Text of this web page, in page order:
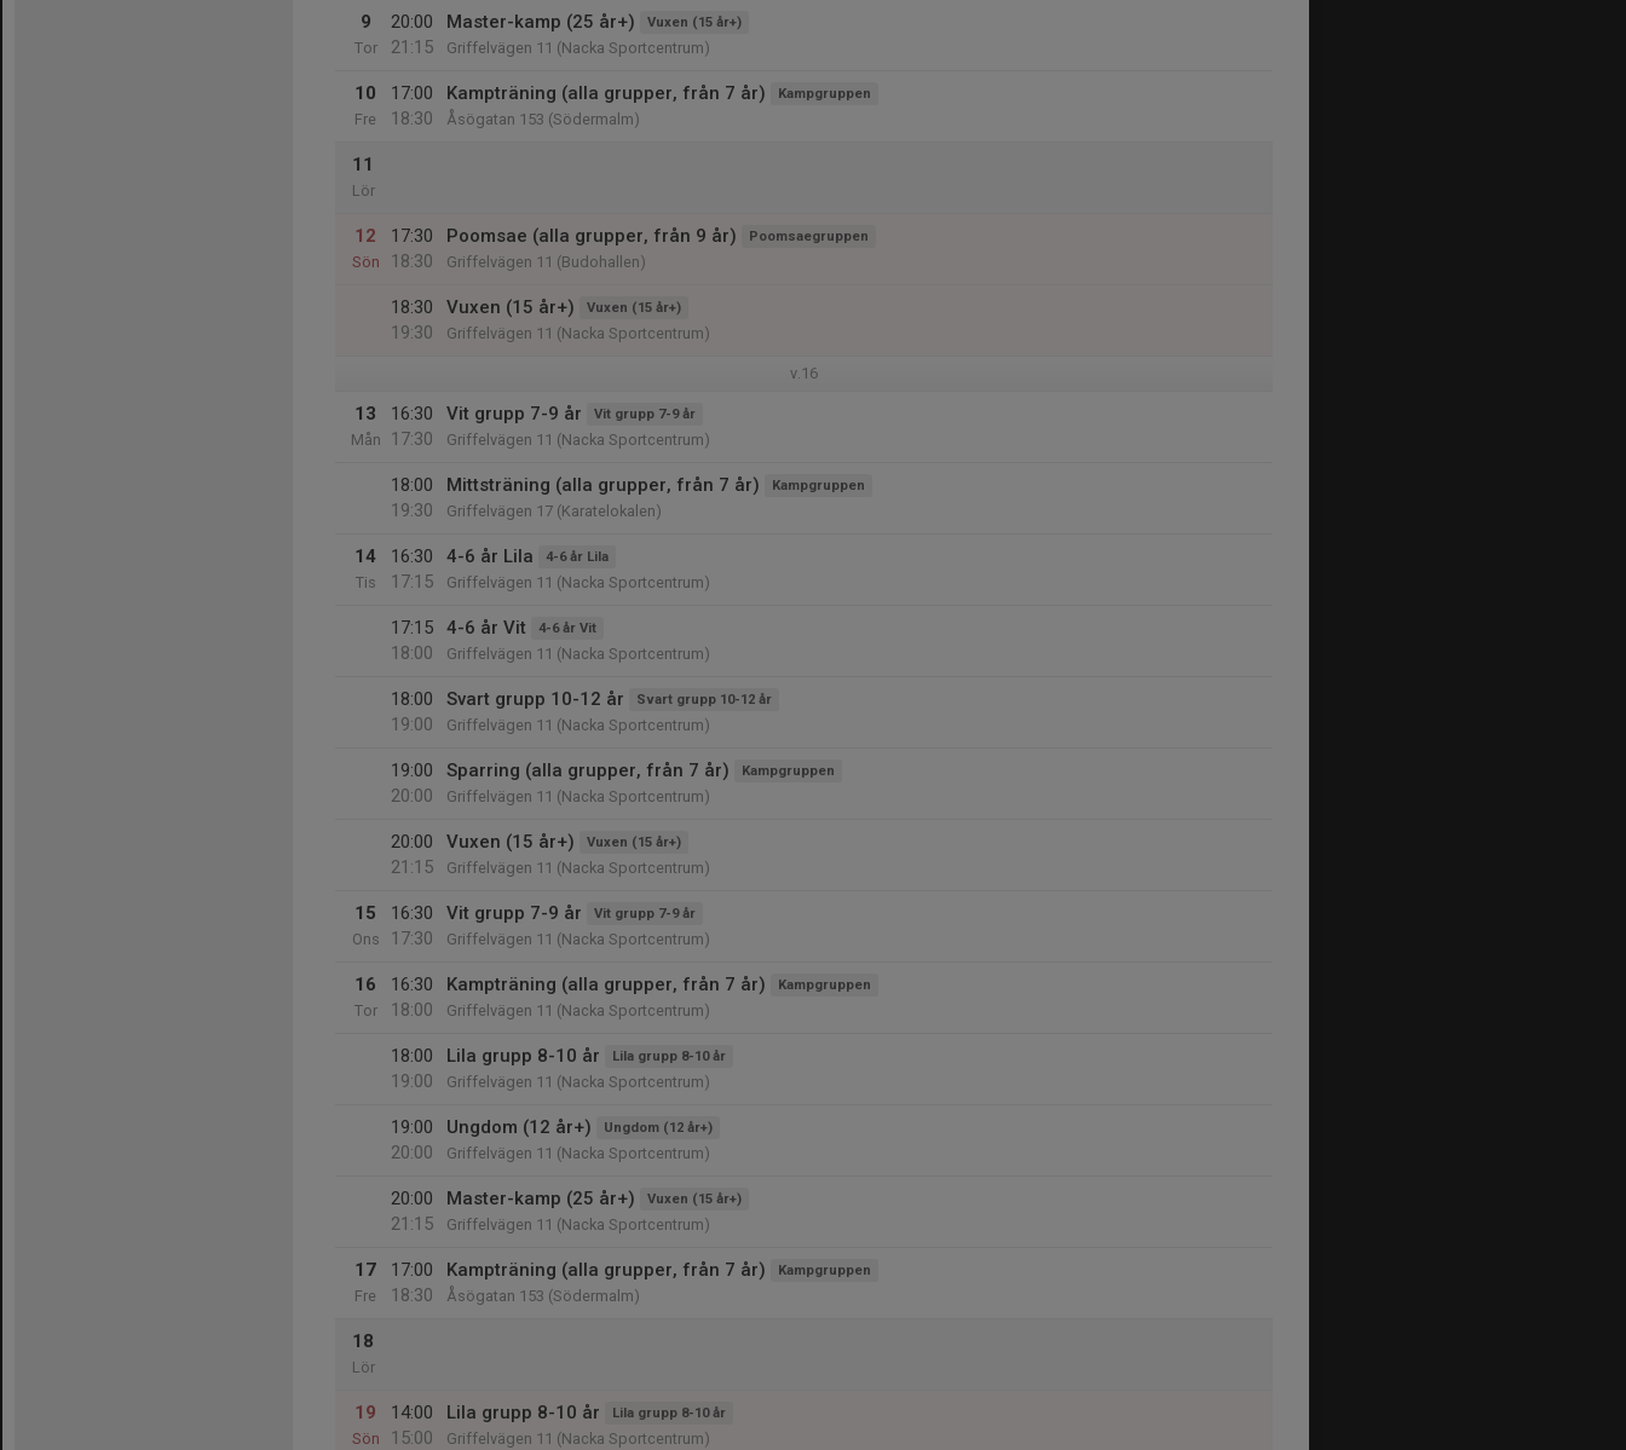
9
Tor
20:00
21:15
Master-kamp (25 år+) Vuxen (15 år+)
Griffelvägen 11 (Nacka Sportcentrum)
10
Fre
17:00
18:30
Kampträning (alla grupper, från 7 år) Kampgruppen
Åsögatan 153 (Södermalm)
11
Lör
12
Sön
17:30
18:30
Poomsae (alla grupper, från 9 år) Poomsaegruppen
Griffelvägen 11 (Budohallen)
18:30
19:30
Vuxen (15 år+) Vuxen (15 år+)
Griffelvägen 11 (Nacka Sportcentrum)
v.16
13
Mån
16:30
17:30
Vit grupp 7-9 år Vit grupp 7-9 år
Griffelvägen 11 (Nacka Sportcentrum)
18:00
19:30
Mittsträning (alla grupper, från 7 år) Kampgruppen
Griffelvägen 17 (Karatelokalen)
14
Tis
16:30
17:15
4-6 år Lila 4-6 år Lila
Griffelvägen 11 (Nacka Sportcentrum)
17:15
18:00
4-6 år Vit 4-6 år Vit
Griffelvägen 11 (Nacka Sportcentrum)
18:00
19:00
Svart grupp 10-12 år Svart grupp 10-12 år
Griffelvägen 11 (Nacka Sportcentrum)
19:00
20:00
Sparring (alla grupper, från 7 år) Kampgruppen
Griffelvägen 11 (Nacka Sportcentrum)
20:00
21:15
Vuxen (15 år+) Vuxen (15 år+)
Griffelvägen 11 (Nacka Sportcentrum)
15
Ons
16:30
17:30
Vit grupp 7-9 år Vit grupp 7-9 år
Griffelvägen 11 (Nacka Sportcentrum)
16
Tor
16:30
18:00
Kampträning (alla grupper, från 7 år) Kampgruppen
Griffelvägen 11 (Nacka Sportcentrum)
18:00
19:00
Lila grupp 8-10 år Lila grupp 8-10 år
Griffelvägen 11 (Nacka Sportcentrum)
19:00
20:00
Ungdom (12 år+) Ungdom (12 år+)
Griffelvägen 11 (Nacka Sportcentrum)
20:00
21:15
Master-kamp (25 år+) Vuxen (15 år+)
Griffelvägen 11 (Nacka Sportcentrum)
17
Fre
17:00
18:30
Kampträning (alla grupper, från 7 år) Kampgruppen
Åsögatan 153 (Södermalm)
18
Lör
19
Sön
14:00
15:00
Lila grupp 8-10 år Lila grupp 8-10 år
Griffelvägen 11 (Nacka Sportcentrum)